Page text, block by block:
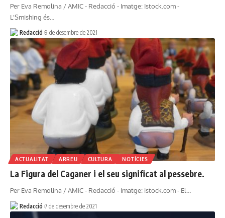
Per Eva Remolina / AMIC - Redacció - Imatge: Istock.com -
L'Smishing és…
Redacció 9 de desembre de 2021
ACTUALITAT ARREU CULTURA NOTÍCIES
La Figura del Caganer i el seu significat al pessebre.
Per Eva Remolina / AMIC - Redacció - Imatge: istock.com - El…
Redacció 7 de desembre de 2021